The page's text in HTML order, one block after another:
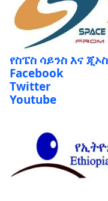
የስፔስ ሳይንስ እና
Facebook
Twitter
Youtube